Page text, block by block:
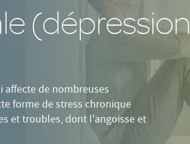
(dépression
affecte de nombreuses
forme de stress chronique
et troubles, dont l'angoisse et